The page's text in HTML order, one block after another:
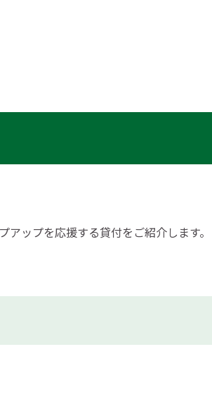
ップを応援する貸付をご紹介します